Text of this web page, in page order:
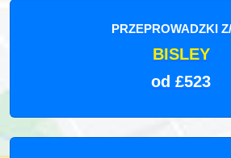
PRZEPROWADZKI
BISLEY
od £523